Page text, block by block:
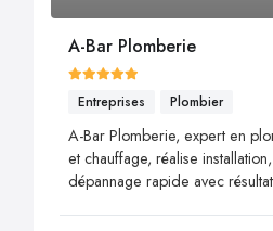
A-Bar Plomberie
Entreprises Plombier
A-Bar Plomberie, expert en
et chauffage, réalise
dépannage rapide avec